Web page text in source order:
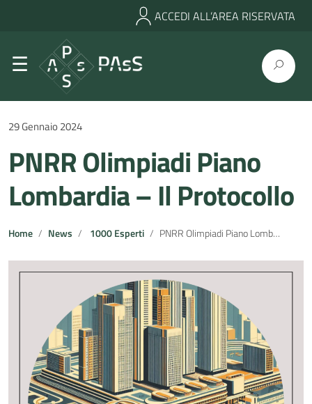
ACCEDI ALL’AREA RISERVATA
29 Gennaio 2024
PNRR Olimpiadi Piano
Lombardia – Il Protocollo
Home News 1000 Esperti PNRR Olimpiadi Piano Lombardia – Il Protocollo